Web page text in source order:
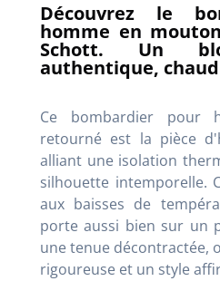
Découvrez le
homme en
Schott. Un
authentique,
Ce bombardier pour
retourné est la pièce
alliant une isolation
silhouette intemporelle.
aux baisses de
porte aussi bien sur un
une tenue décontractée,
rigoureuse et un style